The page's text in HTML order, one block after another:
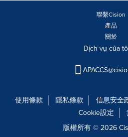
聯繫Cision
產品
關於
Dịch vụ của
使用條款 隱私條款 信息安全
Cookie設定
版權所有 © 2026